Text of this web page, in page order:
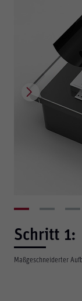
Schritt 1:
Maßgeschneiderter